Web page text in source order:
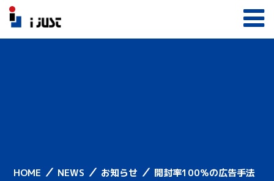
HOME ／ NEWS ／ お知らせ ／ 開封率100％の広告手法